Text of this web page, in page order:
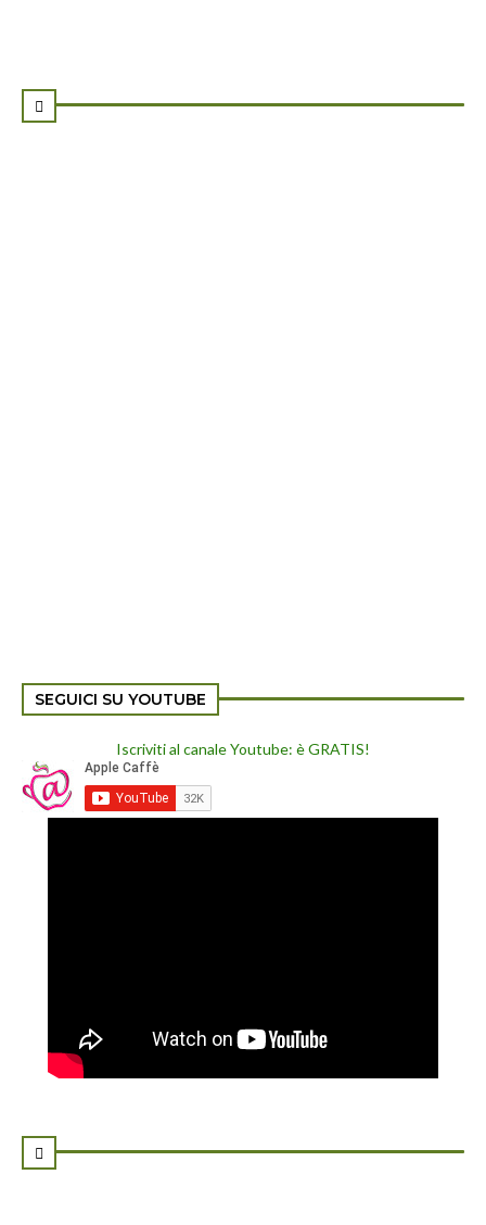

SEGUICI SU YOUTUBE
Iscriviti al canale Youtube: è GRATIS!
